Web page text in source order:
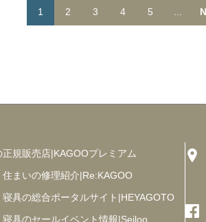
1 2 3 4 5
正規販売店|KAGOOプレミアム
住まいの修理紹介|Re:KAGOO
寝具の総合ポータルサイト|HEYAGOTO
寝具のセールイベント情報|Seiloo